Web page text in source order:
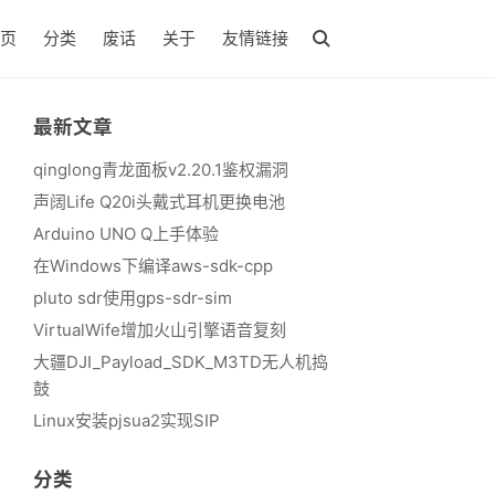
分类 废话 关于 友情链接
最新文章
qinglong青龙面板v2.20.1鉴权漏洞
声阔Life Q20i头戴式耳机更换电池
Arduino UNO Q上手体验
在Windows下编译aws-sdk-cpp
pluto sdr使用gps-sdr-sim
VirtualWife增加火山引擎语音复刻
大疆DJI_Payload_SDK_M3TD无人机捣
鼓
Linux安装pjsua2实现SIP
分类